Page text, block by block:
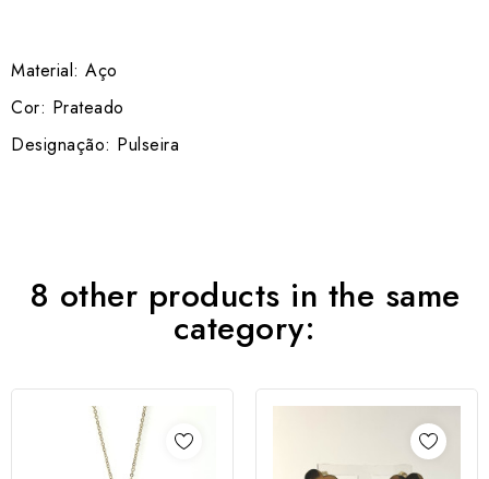
Material: Aço
Cor: Prateado
Designação: Pulseira
8 other products in the same
category: